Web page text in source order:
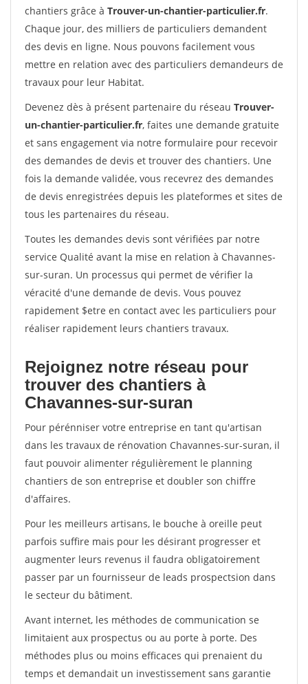
chantiers grâce à Trouver-un-chantier-particulier.fr.
Chaque jour, des milliers de particuliers demandent
des devis en ligne. Nous pouvons facilement vous
mettre en relation avec des particuliers demandeurs de
travaux pour leur Habitat.
Devenez dès à présent partenaire du réseau Trouver-
un-chantier-particulier.fr, faites une demande gratuite
et sans engagement via notre formulaire pour recevoir
des demandes de devis et trouver des chantiers. Une
fois la demande validée, vous recevrez des demandes
de devis enregistrées depuis les plateformes et sites de
tous les partenaires du réseau.
Toutes les demandes devis sont vérifiées par notre
service Qualité avant la mise en relation à Chavannes-
sur-suran. Un processus qui permet de vérifier la
véracité d'une demande de devis. Vous pouvez
rapidement $etre en contact avec les particuliers pour
réaliser rapidement leurs chantiers travaux.
Rejoignez notre réseau pour
trouver des chantiers à
Chavannes-sur-suran
Pour pérénniser votre entreprise en tant qu'artisan
dans les travaux de rénovation Chavannes-sur-suran, il
faut pouvoir alimenter régulièrement le planning
chantiers de son entreprise et doubler son chiffre
d'affaires.
Pour les meilleurs artisans, le bouche à oreille peut
parfois suffire mais pour les désirant progresser et
augmenter leurs revenus il faudra obligatoirement
passer par un fournisseur de leads prospectsion dans
le secteur du bâtiment.
Avant internet, les méthodes de communication se
limitaient aux prospectus ou au porte à porte. Des
méthodes plus ou moins efficaces qui prenaient du
temps et demandait un investissement sans garantie